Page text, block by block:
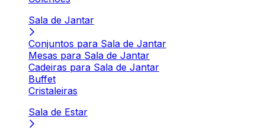
Sala de Jantar
Conjuntos para Sala de Jantar
Mesas para Sala de Jantar
Cadeiras para Sala de Jantar
Buffet
Cristaleiras
Sala de Estar